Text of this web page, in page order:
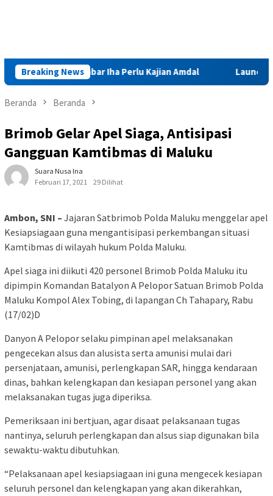
Breaking News
Sinabar Iha Perlu Kajian Amdal Launching
Beranda Beranda
Brimob Gelar Apel Siaga, Antisipasi
Gangguan Kamtibmas di Maluku
Suara Nusa Ina
Februari 17, 2021
29 Dilihat
Ambon, SNI – Jajaran Satbrimob Polda Maluku menggelar apel
Kesiapsiagaan guna mengantisipasi perkembangan situasi
Kamtibmas di wilayah hukum Polda Maluku.
Apel siaga ini diikuti 420 personel Brimob Polda Maluku itu
dipimpin Komandan Batalyon A Pelopor Satuan Brimob Polda
Maluku Kompol Alex Tobing, di lapangan Ch Tahapary, Rabu
(17/02)D
Danyon A Pelopor selaku pimpinan apel melaksanakan
pengecekan alsus dan alusista serta amunisi mulai dari
persenjataan, amunisi, perlengkapan SAR, hingga kendaraan
dinas, bahkan kelengkapan dan kesiapan personel yang akan
melaksanakan tugas juga diperiksa.
Pemeriksaan ini bertjuan, agar disaat pelaksanaan tugas
nantinya, seluruh perlengkapan dan alsus siap digunakan bila
sewaktu-waktu dibutuhkan.
“Pelaksanaan apel kesiapsiagaan ini guna mengecek kesiapan
seluruh personel dan kelengkapan yang akan dikerahkan,